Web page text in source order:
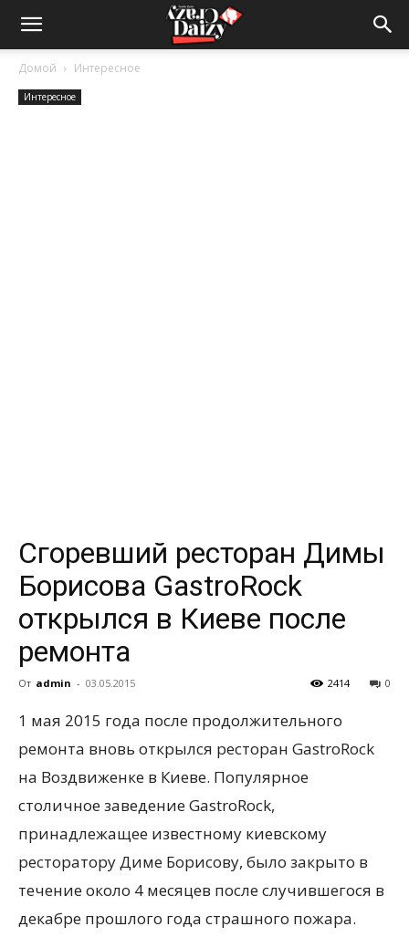
Crazy-
Daizy
Домой Интересное
Интересное
Сгоревший ресторан Димы
Борисова GastroRock
открылся в Киеве после
ремонта
От admin - 03.05.2015 0
2414
1 мая 2015 года после продолжительного
ремонта вновь открылся ресторан GastroRock
на Воздвиженке в Киеве. Популярное
столичное заведение GastroRock,
принадлежащее известному киевскому
ресторатору Диме Борисову, было закрыто в
течение около 4 месяцев после случившегося в
декабре прошлого года страшного пожара.